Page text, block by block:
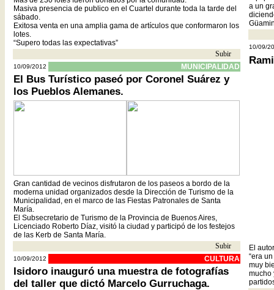
demanda la organización del mencionado festival, se ofrecerá un
Bono Contribución que tendrá un valor de $60 y que se espera
cuente con la adhesión del público.
Simultáneamente se venderán las entradas para la obra “Excálibur”
que se presentará el próximo 27 de septiembre. Boleterías
habilitadas en la sala del teatro de lunes a domingo de 17 a 20
horas.
Masiva presencia de publico en el Cuartel durante toda la tarde del
sábado.
Exitosa venta en una amplia gama de artículos que conformaron los
lotes.
“Supero todas las expectativas”
Subir
10/09/2012 MUNICIPALIDAD
El Bus Turístico paseó por Coronel Suárez y
los Pueblos Alemanes.
Gran cantidad de vecinos disfrutaron de los paseos a bordo de la
moderna unidad organizados desde la Dirección de Turismo de la
Municipalidad, en el marco de las Fiestas Patronales de Santa
María.
El Subsecretario de Turismo de la Provincia de Buenos Aires,
Licenciado Roberto Díaz, visitó la ciudad y participó de los festejos
de las Kerb de Santa María.
Subir
10/09/2012 CULTURA
Isidoro inauguró una muestra de fotografías
del taller que dictó Marcelo Gurruchaga.
a un
10/09/
El
“era
muy
mucho